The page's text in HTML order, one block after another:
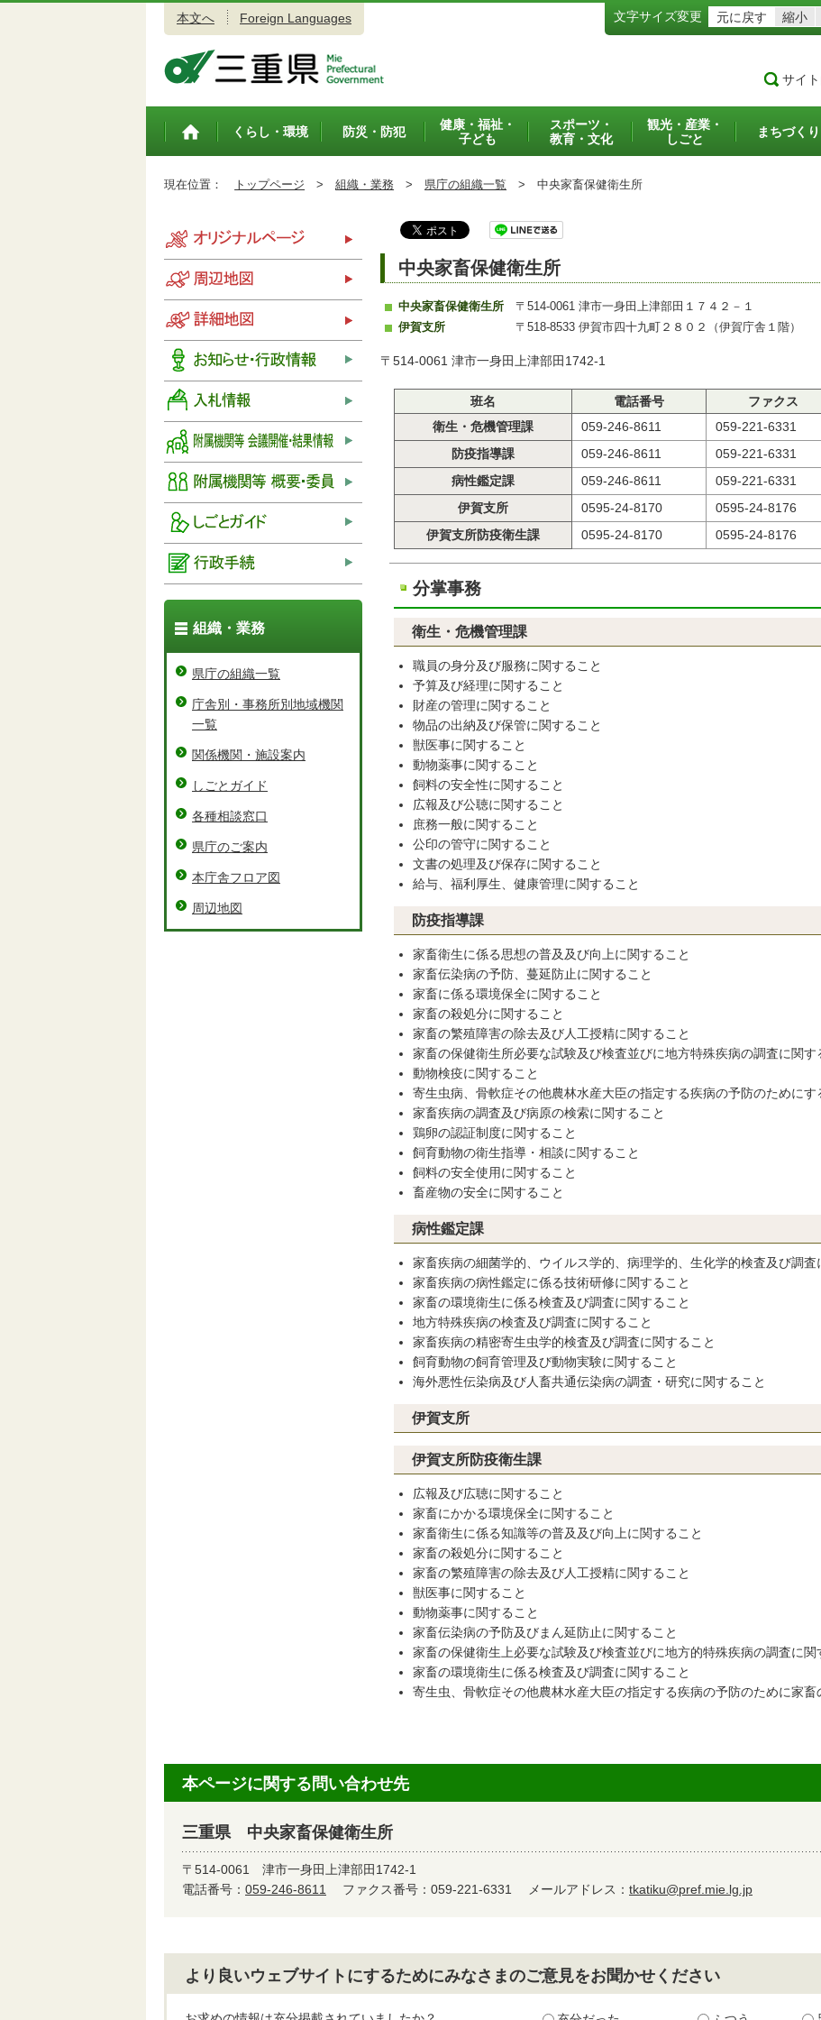
本文へ Foreign Languages 文字サイズ変更 元に戻す 縮小
サイ
トップペ
くらし・環境 防災・防犯
健康・福祉・
子ども
スポーツ・
教育・文化
観光・産業・
しごと
まちづくり
現在位置： トップページ > 組織・業務 > 県庁の組織一覧 > 中央家畜保健衛生所
中央家畜保健衛生所
中央家畜保健衛生所 〒514-0061 津市一身田上津部田１７４２－１
伊賀支所
〒518-8533 伊賀市四十九町２８０２（伊賀庁舎１階）
〒514-0061 津市一身田上津部田1742-1
班名 電話番号 ファクス
衛生・危機管理課
059-246-8611 059-221-6331
防疫指導課
059-246-8611 059-221-6331
病性鑑定課
059-246-8611 059-221-6331
伊賀支所
0595-24-8170 0595-24-8176
伊賀支所防疫衛生課
0595-24-8170 0595-24-8176
分掌事務
衛生・危機管理課
職員の身分及び服務に関すること
予算及び経理に関すること
財産の管理に関すること
物品の出納及び保管に関すること
獣医事に関すること
動物薬事に関すること
飼料の安全性に関すること
広報及び公聴に関すること
庶務一般に関すること
公印の管守に関すること
文書の処理及び保存に関すること
給与、福利厚生、健康管理に関すること
防疫指導課
家畜衛生に係る思想の普及及び向上に関すること
家畜伝染病の予防、蔓延防止に関すること
家畜に係る環境保全に関すること
家畜の殺処分に関すること
家畜の繁殖障害の除去及び人工授精に関すること
家畜の保健衛生所必要な試験及び検査並びに地方特殊疾病の調査に関す
動物検疫に関すること
寄生虫病、骨軟症その他農林水産大臣の指定する疾病の予防のためにす
家畜疾病の調査及び病原の検索に関すること
鶏卵の認証制度に関すること
飼育動物の衛生指導・相談に関すること
飼料の安全使用に関すること
畜産物の安全に関すること
病性鑑定課
家畜疾病の細菌学的、ウイルス学的、病理学的、生化学的検査及び調査
家畜疾病の病性鑑定に係る技術研修に関すること
家畜の環境衛生に係る検査及び調査に関すること
地方特殊疾病の検査及び調査に関すること
家畜疾病の精密寄生虫学的検査及び調査に関すること
飼育動物の飼育管理及び動物実験に関すること
海外悪性伝染病及び人畜共通伝染病の調査・研究に関すること
伊賀支所
伊賀支所防疫衛生課
広報及び広聴に関すること
家畜にかかる環境保全に関すること
家畜衛生に係る知識等の普及及び向上に関すること
家畜の殺処分に関すること
家畜の繁殖障害の除去及び人工授精に関すること
獣医事に関すること
動物薬事に関すること
家畜伝染病の予防及びまん延防止に関すること
家畜の保健衛生上必要な試験及び検査並びに地方的特殊疾病の調査に関
家畜の環境衛生に係る検査及び調査に関すること
寄生虫、骨軟症その他農林水産大臣の指定する疾病の予防のために家畜
組織・業務
県庁の組織一覧
庁舎別・事務所別地域機関
一覧
関係機関・施設案内
しごとガイド
各種相談窓口
県庁のご案内
本庁舎フロア図
周辺地図
本ページに関する問い合わせ先
三重県 中央家畜保健衛生所
〒514-0061 津市一身田上津部田1742-1
電話番号： 059-246-8611 ファクス番号：059-221-6331 メールアドレス： tkatiku@pref.mie.lg.jp
より良いウェブサイトにするためにみなさまのご意見をお聞かせください